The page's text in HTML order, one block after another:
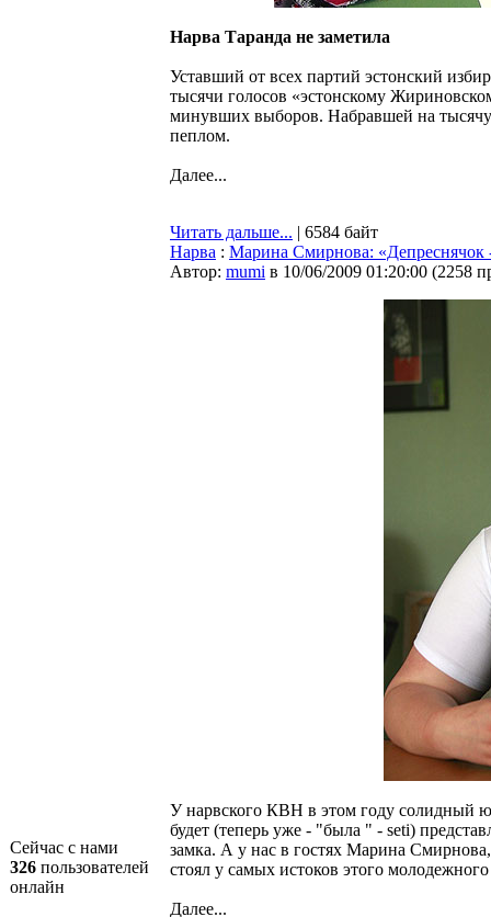
Сейчас с нами
326 пользователей
онлайн
Нарва Таранда не заметила
Уставший от всех партий эстонский
тысячи голосов «эстонскому
минувших выборов. Набравшей на
пеплом.
Далее...
Читать дальше... | 6584 байт
Нарва : Марина Смирнова: «Депреснячок
Автор: mumi в 10/06/2009 01:20:00 (2258
У нарвского КВН в этом году солидный
будет (теперь уже - "была " - seti)
замка. А у нас в гостях Марина
стоял у самых истоков этого
Далее...